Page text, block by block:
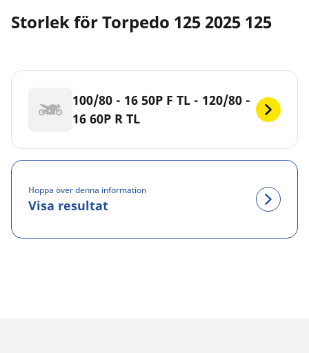
Storlek för Torpedo 125 2025 125
100/80 - 16 50P F TL - 120/80 -
16 60P R TL
Hoppa över denna information
Visa resultat